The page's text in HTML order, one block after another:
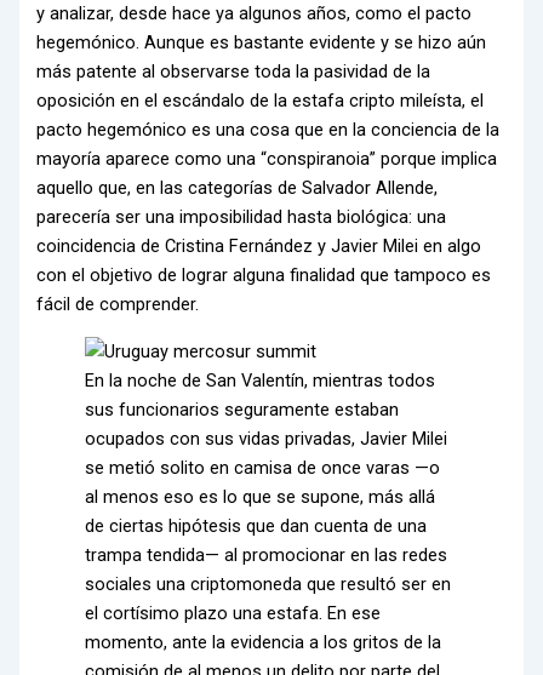
y analizar, desde hace ya algunos años, como el pacto
hegemónico. Aunque es bastante evidente y se hizo aún
más patente al observarse toda la pasividad de la
oposición en el escándalo de la estafa cripto mileísta, el
pacto hegemónico es una cosa que en la conciencia de la
mayoría aparece como una “conspiranoia” porque implica
aquello que, en las categorías de Salvador Allende,
parecería ser una imposibilidad hasta biológica: una
coincidencia de Cristina Fernández y Javier Milei en algo
con el objetivo de lograr alguna finalidad que tampoco es
fácil de comprender.
En la noche de San Valentín, mientras todos
sus funcionarios seguramente estaban
ocupados con sus vidas privadas, Javier Milei
se metió solito en camisa de once varas —o
al menos eso es lo que se supone, más allá
de ciertas hipótesis que dan cuenta de una
trampa tendida— al promocionar en las redes
sociales una criptomoneda que resultó ser en
el cortísimo plazo una estafa. En ese
momento, ante la evidencia a los gritos de la